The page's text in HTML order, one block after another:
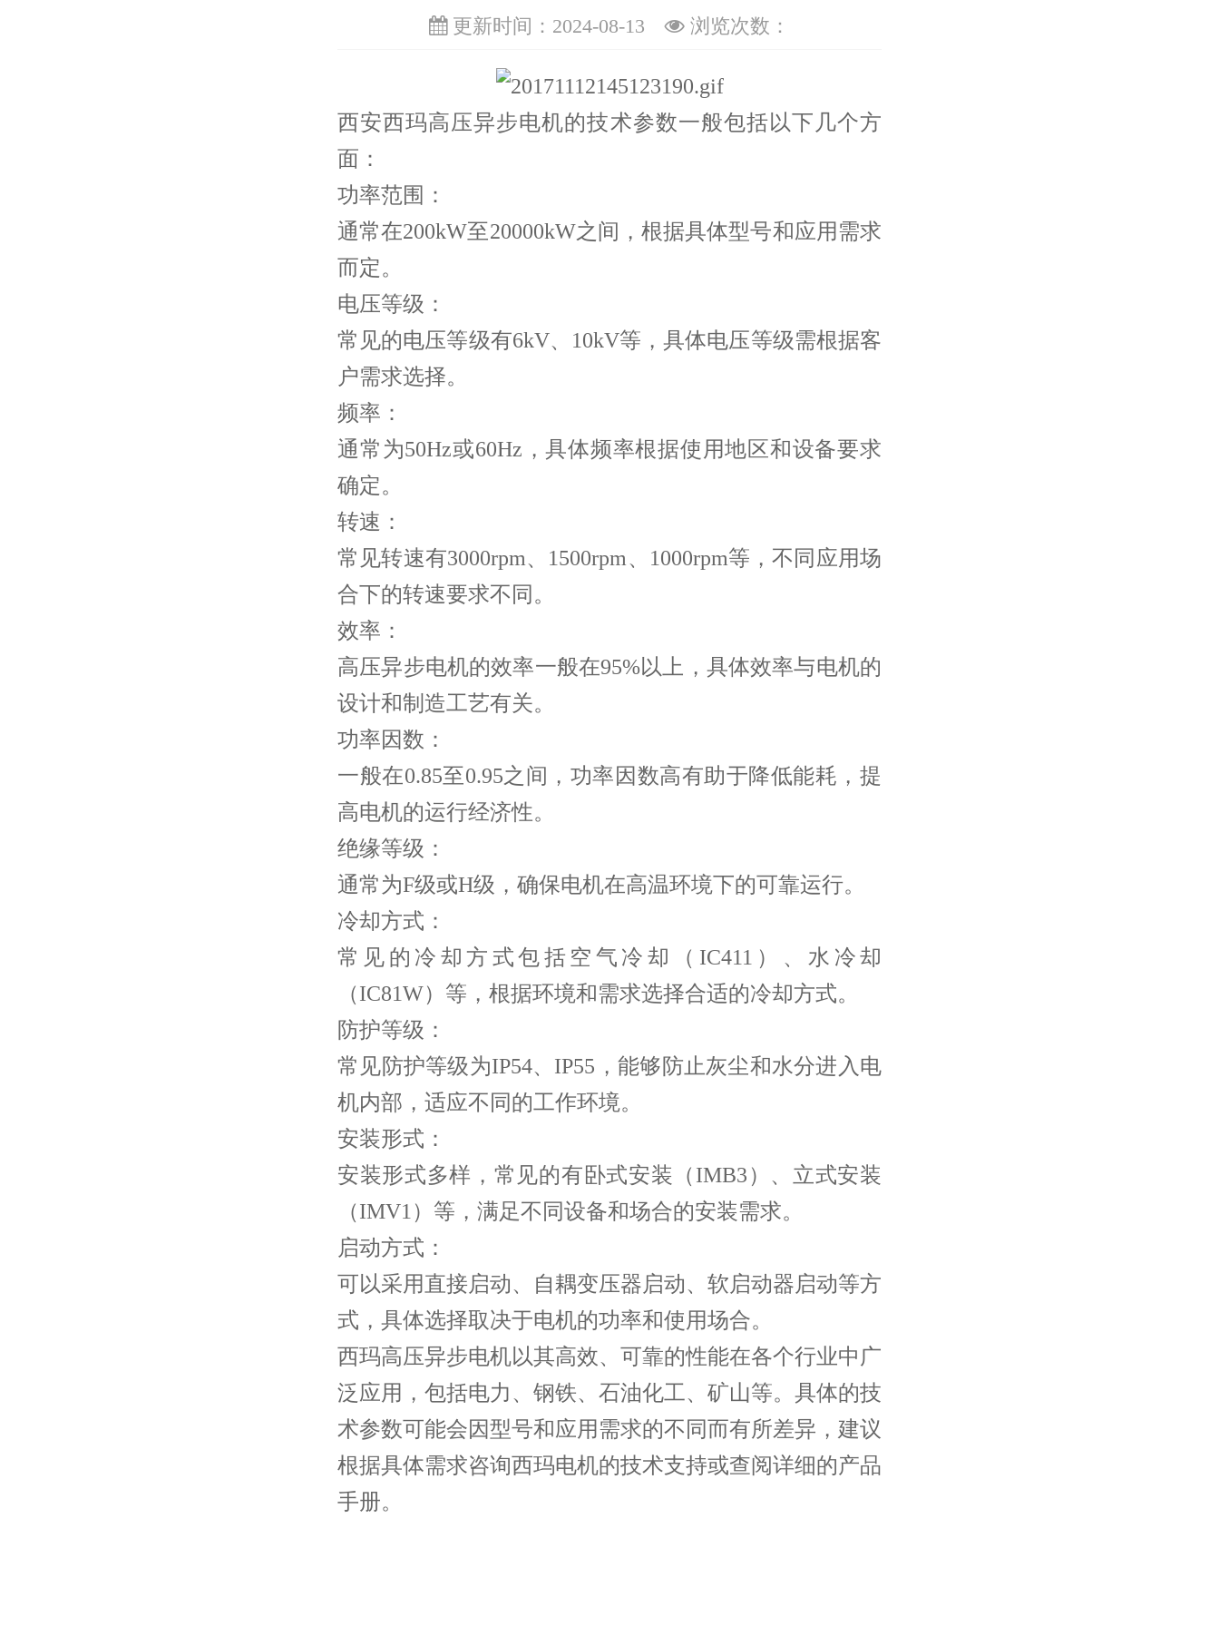
更新时间：2024-08-13 浏览次数：
西安西玛高压异步电机的技术参数一般包括以下几个方
面：
功率范围：
通常在200kW至20000kW之间，根据具体型号和应用需求
而定。
电压等级：
常见的电压等级有6kV、10kV等，具体电压等级需根据客
户需求选择。
频率：
通常为50Hz或60Hz，具体频率根据使用地区和设备要求
确定。
转速：
常见转速有3000rpm、1500rpm、1000rpm等，不同应用场
合下的转速要求不同。
效率：
高压异步电机的效率一般在95%以上，具体效率与电机的
设计和制造工艺有关。
功率因数：
一般在0.85至0.95之间，功率因数高有助于降低能耗，提
高电机的运行经济性。
绝缘等级：
通常为F级或H级，确保电机在高温环境下的可靠运行。
冷却方式：
常见的冷却方式包括空气冷却（IC411）、水冷却
（IC81W）等，根据环境和需求选择合适的冷却方式。
防护等级：
常见防护等级为IP54、IP55，能够防止灰尘和水分进入电
机内部，适应不同的工作环境。
安装形式：
安装形式多样，常见的有卧式安装（IMB3）、立式安装
（IMV1）等，满足不同设备和场合的安装需求。
启动方式：
可以采用直接启动、自耦变压器启动、软启动器启动等方
式，具体选择取决于电机的功率和使用场合。
西玛高压异步电机以其高效、可靠的性能在各个行业中广
泛应用，包括电力、钢铁、石油化工、矿山等。具体的技
术参数可能会因型号和应用需求的不同而有所差异，建议
根据具体需求咨询西玛电机的技术支持或查阅详细的产品
手册。